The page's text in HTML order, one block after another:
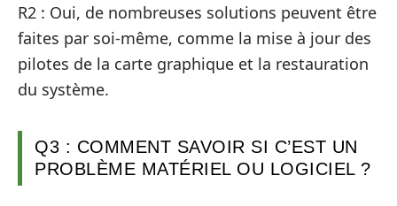
R2 : Oui, de nombreuses solutions peuvent être
faites par soi-même, comme la mise à jour des
pilotes de la carte graphique et la restauration
du système.
Q3 : COMMENT SAVOIR SI C’EST UN
PROBLÈME MATÉRIEL OU LOGICIEL ?